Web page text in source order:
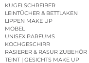
KUGELSCHREIBER
LEINTÜCHER & BETTLAKEN
LIPPEN MAKE UP
MÖBEL
UNISEX PARFUMS
KOCHGESCHIRR
RASIERER & RASUR ZUBEHÖR
TEINT | GESICHTS MAKE UP